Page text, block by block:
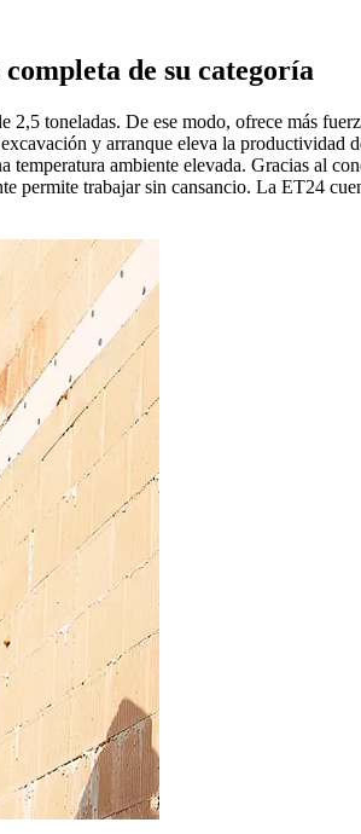
de su categoría
toneladas. De ese modo, ofrece más
y arranque eleva la
ambiente elevada. Gracias al
trabajar sin cansancio. La ET24